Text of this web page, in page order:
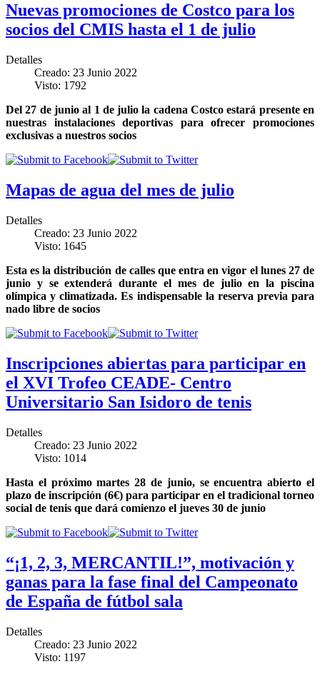
Nuevas promociones de Costco para los
socios del CMIS hasta el 1 de julio
Detalles
Creado: 23 Junio 2022
Visto: 1792
Del 27 de junio al 1 de julio la cadena Costco estará presente en
nuestras instalaciones deportivas para ofrecer promociones
exclusivas a nuestros socios
Mapas de agua del mes de julio
Detalles
Creado: 23 Junio 2022
Visto: 1645
Esta es la distribución de calles que entra en vigor el lunes 27 de
junio y se extenderá durante el mes de julio en la piscina
olímpica y climatizada. Es indispensable la reserva previa para
nado libre de socios
Inscripciones abiertas para participar en
el XVI Trofeo CEADE- Centro
Universitario San Isidoro de tenis
Detalles
Creado: 23 Junio 2022
Visto: 1014
Hasta el próximo martes 28 de junio, se encuentra abierto el
plazo de inscripción (6€) para participar en el tradicional torneo
social de tenis que dará comienzo el jueves 30 de junio
“¡1, 2, 3, MERCANTIL!”, motivación y
ganas para la fase final del Campeonato
de España de fútbol sala
Detalles
Creado: 23 Junio 2022
Visto: 1197